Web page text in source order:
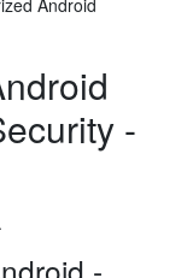
Android
-